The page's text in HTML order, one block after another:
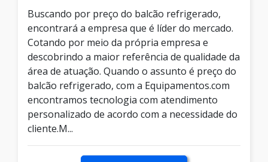
Buscando por preço do balcão refrigerado,
encontrará a empresa que é líder do mercado.
Cotando por meio da própria empresa e
descobrindo a maior referência de qualidade da
área de atuação. Quando o assunto é preço do
balcão refrigerado, com a Equipamentos.com
encontramos tecnologia com atendimento
personalizado de acordo com a necessidade do
cliente.M...